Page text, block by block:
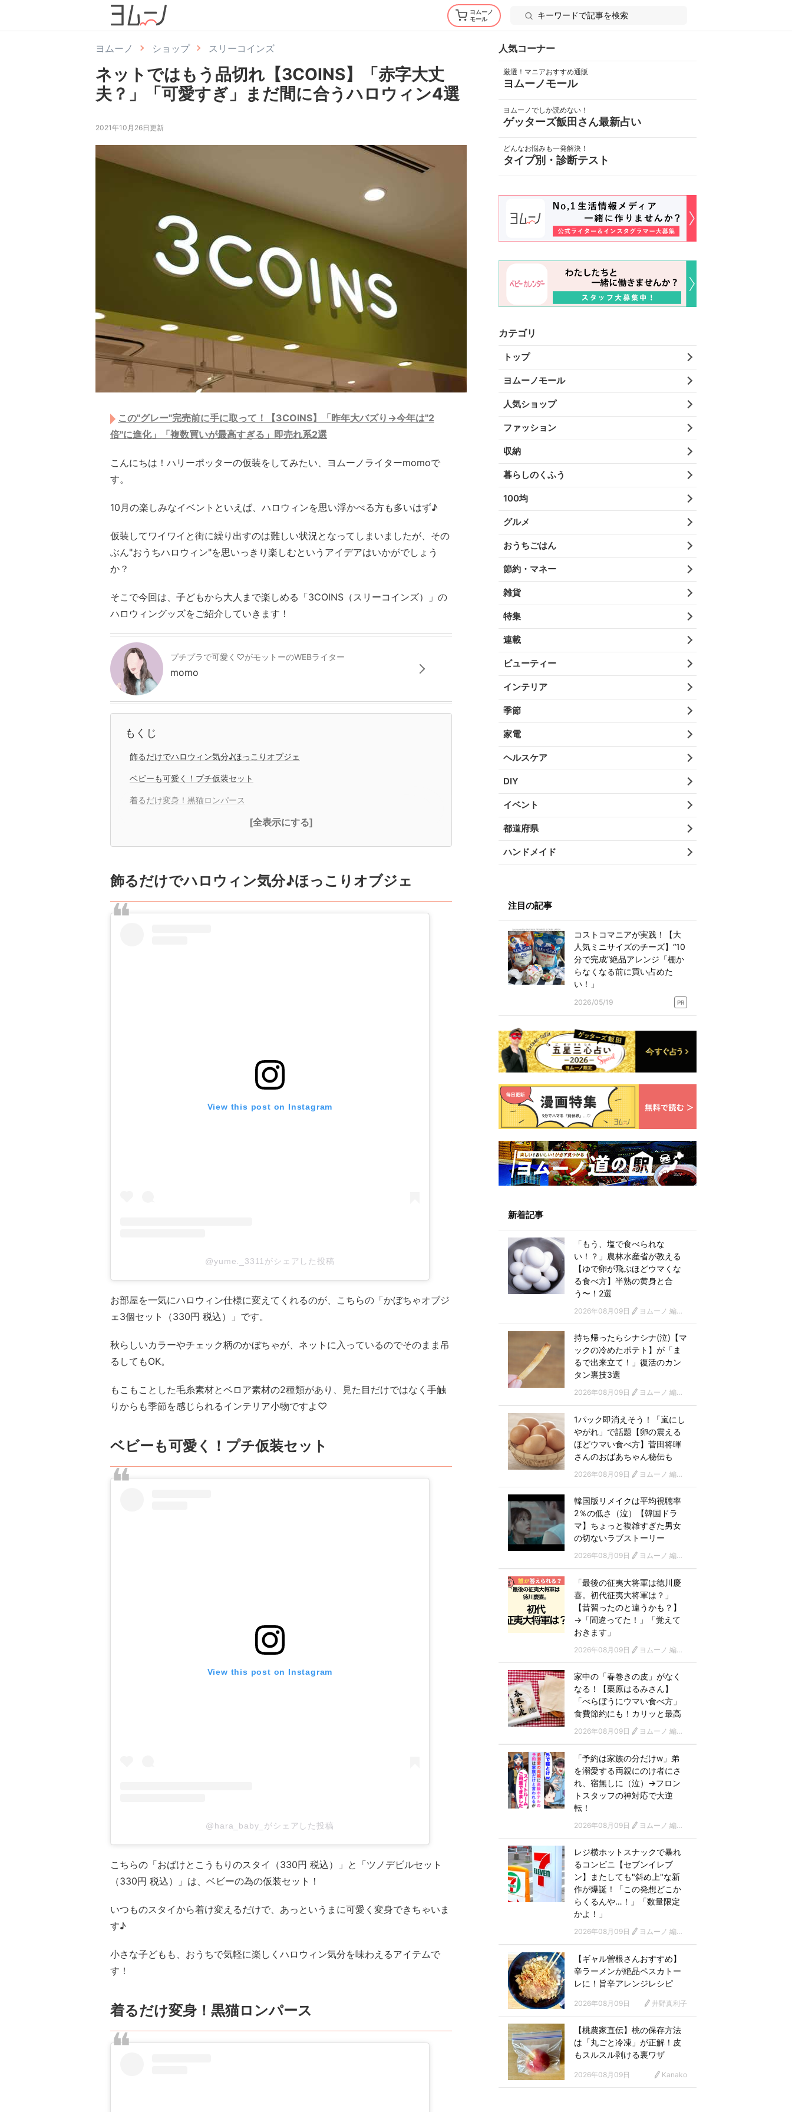
ヨムーノ
モール
ヨムーノ ショップ スリーコインズ
ネットではもう品切れ【3COINS】「赤字大丈
夫？」「可愛すぎ」まだ間に合うハロウィン4選
2021年10月26日更新
この"グレー"完売前に手に取って！【3COINS】「昨年大バズり→今年は"2
倍"に進化」「複数買いが最高すぎる」即売れ系2選
こんにちは！ハリーポッターの仮装をしてみたい、ヨムーノライターmomoで
す。
10月の楽しみなイベントといえば、ハロウィンを思い浮かべる方も多いはず♪
仮装してワイワイと街に繰り出すのは難しい状況となってしまいましたが、その
ぶん"おうちハロウィン"を思いっきり楽しむというアイデアはいかがでしょう
か？
そこで今回は、子どもから大人まで楽しめる「3COINS（スリーコインズ）」の
ハロウィングッズをご紹介していきます！
プチプラで可愛く♡がモットーのWEBライター
momo
もくじ
飾るだけでハロウィン気分♪ほっこりオブジェ
ベビーも可愛く！プチ仮装セット
着るだけ変身！黒猫ロンパース
[全表示にする]
飾るだけでハロウィン気分♪ほっこりオブジェ
View this post on Instagram
@yume._3311がシェアした投稿
お部屋を一気にハロウィン仕様に変えてくれるのが、こちらの「かぼちゃオブジ
ェ3個セット（330円 税込）」です。
秋らしいカラーやチェック柄のかぼちゃが、ネットに入っているのでそのまま吊
るしてもOK。
もこもことした毛糸素材とベロア素材の2種類があり、見た目だけではなく手触
りからも季節を感じられるインテリア小物ですよ♡
ベビーも可愛く！プチ仮装セット
View this post on Instagram
@hara_baby_がシェアした投稿
こちらの「おばけとこうもりのスタイ（330円 税込）」と「ツノデビルセット
（330円 税込）」は、ベビーの為の仮装セット！
いつものスタイから着け変えるだけで、あっというまに可愛く変身できちゃいま
す♪
小さな子どもも、おうちで気軽に楽しくハロウィン気分を味わえるアイテムで
す！
着るだけ変身！黒猫ロンパース
人気コーナー
厳選！マニアおすすめ通販
ヨムーノモール
ヨムーノでしか読めない！
ゲッターズ飯田さん最新占い
どんなお悩みも一発解決！
タイプ別・診断テスト
カテゴリ
トップ
ヨムーノモール
人気ショップ
ファッション
収納
暮らしのくふう
100均
グルメ
おうちごはん
節約・マネー
雑貨
特集
連載
ビューティー
インテリア
季節
家電
ヘルスケア
DIY
イベント
都道府県
ハンドメイド
注目の記事
コストコマニアが実践！【大
人気ミニサイズのチーズ】“10
分で完成”絶品アレンジ「棚か
らなくなる前に買い占めた
い！」
2026/05/19 PR
新着記事
「もう、塩で食べられな
い！？」農林水産省が教える
【ゆで卵が飛ぶほどウマくな
る食べ方】半熟の黄身と合
う〜！2選
2026年08月09日 ヨムーノ 編集部
持ち帰ったらシナシナ(泣)【マ
ックの冷めたポテト】が「ま
るで出来立て！」復活のカン
タン裏技3選
2026年08月09日 ヨムーノ 編集部
1パック即消えそう！「嵐にし
やがれ」で話題【卵の震える
ほどウマい食べ方】菅田将暉
さんのおばあちゃん秘伝も
2026年08月09日 ヨムーノ 編集部
韓国版リメイクは平均視聴率
2％の低さ（泣）【韓国ドラ
マ】ちょっと複雑すぎた男女
の切ないラブストーリー
2026年08月09日 ヨムーノ 編集部 韓国ドラマチーム
「最後の征夷大将軍は徳川慶
喜。初代征夷大将軍は？」
【昔習ったのと違うかも？】
→「間違ってた！」「覚えて
おきます」
2026年08月09日 ヨムーノ 編集部
家中の「春巻きの皮」がなく
なる！【栗原はるみさん】
「べらぼうにウマい食べ方」
食費節約にも！カリッと最高
2026年08月09日 ヨムーノ 編集部
「予約は家族の分だけw」弟
を溺愛する両親にのけ者にさ
れ、宿無しに（泣）→フロン
トスタッフの神対応で大逆
転！
2026年08月09日 ヨムーノ 編集部
レジ横ホットスナックで暴れ
るコンビニ【セブンイレブ
ン】またしても"斜め上"な新
作が爆誕！「この発想どこか
らくるんや…！」「数量限定
かよ！」
2026年08月09日 ヨムーノ 編集部
【ギャル曽根さんおすすめ】
辛ラーメンが絶品ペスカトー
レに！旨辛アレンジレシピ
2026年08月09日 井野真利子
【桃農家直伝】桃の保存方法
は「丸ごと冷凍」が正解！皮
もスルスル剥ける裏ワザ
2026年08月09日 Kanako